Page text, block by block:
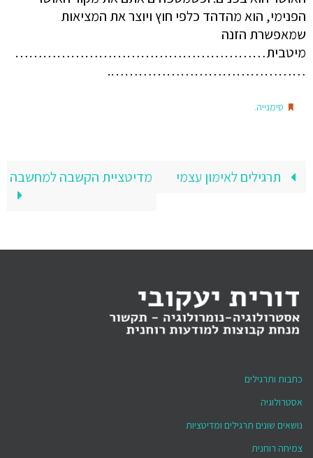
הפנימי, הוא מהדהד כלפי חוץ ויוצר את המציאות
שמאפשרת הזנה
מיטבית………………………………………………
…………………………………….
סימנייה.
תרגילים לאימון עצמי מדיטציית הקשבה למחשבה
כתבות ותרגילים
אסטרולוגיה
נושאים שונים תרגילים ומדיטציות
צמיחה רוחנית